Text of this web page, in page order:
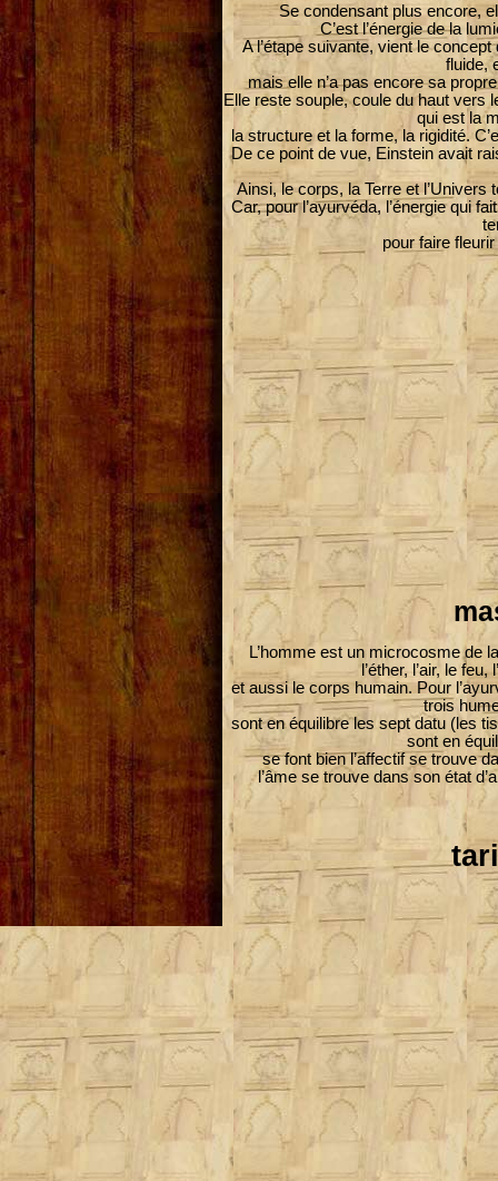
Se condensant plus encore,
C’est l’énergie de la
A l’étape suivante, vient le concept
fluide,
mais elle n’a pas encore sa
Elle reste souple, coule du haut vers
qui est la
la structure et la forme, la rigidité.
De ce point de vue, Einstein avait
Ainsi, le corps, la Terre et
Car, pour l’ayurvéda, l’énergie qui
pour faire
L’homme est un microcosme de
l’éther, l’air, le
et aussi le corps humain. Pour
trois
sont en équilibre les sept datu (les
sont en
se font bien l’affectif se trouve
l’âme se trouve dans son état